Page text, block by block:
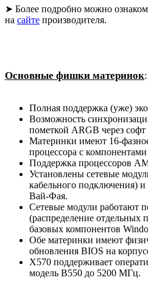
➤ Более подробно можно
на сайте производителя.
Основные фишки материнок:
Полная поддержка (уже)
Возможность
пометкой ARGB через софт
Материнки имеют 16-
процессора с
Поддержка процессоров
Установлены сетевые
кабельного подключения)
Вай-Фая.
Сетевые модули работают
(распределение отдельных
базовых компонентов
Обе материнки имеют
обновления BIOS на
X570 поддерживает
модель B550 до 5200 МГц.